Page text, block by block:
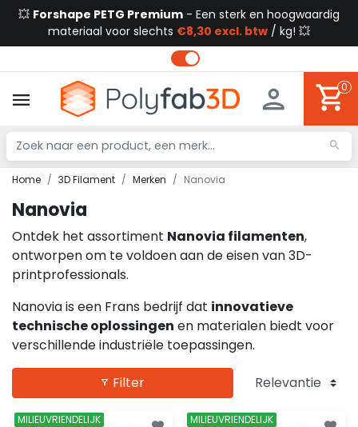
💥 Forshape PETG Premium - Een sterk en hoogwaardig
materiaal voor slechts €8,30 excl. btw / kg! 💥
0
Home 3D Filament Merken Nanovia
Nanovia
Ontdek het assortiment Nanovia filamenten,
ontworpen om te voldoen aan de eisen van 3D-
printprofessionals.
Nanovia is een Frans bedrijf dat innovatieve
technische oplossingen en materialen biedt voor
verschillende industriële toepassingen.
Filter
MILIEUVRIENDELIJK
MILIEUVRIENDELIJK